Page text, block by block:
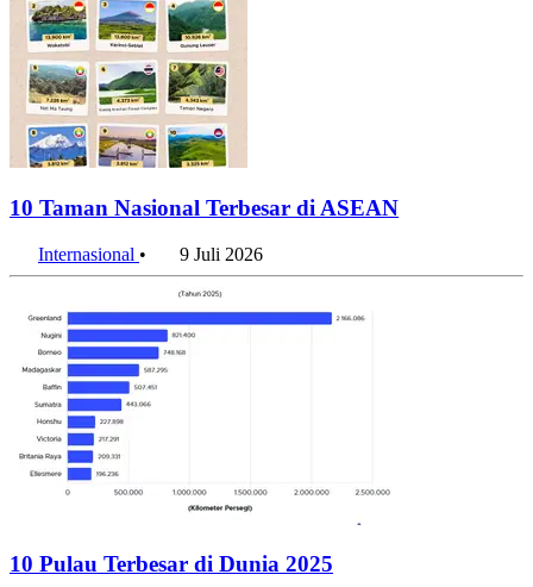
10 Taman Nasional Terbesar di ASEAN
Internasional • 9 Juli 2026
10 Pulau Terbesar di Dunia 2025